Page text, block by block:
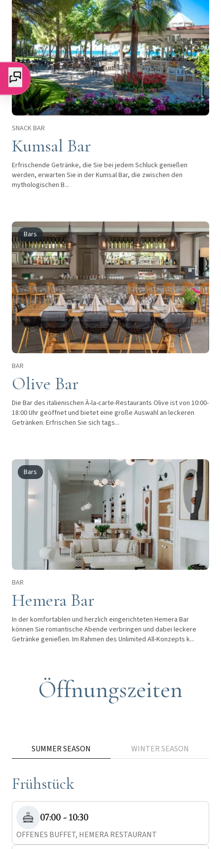
SNACK BAR
Kumsal Bar
Erfrischende Getränke, die Sie bei jedem Schluck genießen
werden, erwarten Sie in der Kumsal Bar, die zwischen den
mythologischen B...
Bars
BAR
Olive Bar
Die Bar des italienischen À-la-carte-Restaurants Olive ist von 10:00-
18:00 Uhr geöffnet und bietet eine große Auswahl an leckeren
Getränken. Erfrischen Sie sich tags...
Bars
BAR
Hemera Bar
In der komfortablen und herzlich eingerichteten Hemera Bar
können Sie romantische Abende verbringen und dabei leckere
Getränke genießen. Im Rahmen des Unlimited All-Konzepts k...
Öffnungszeiten
SUMMER SEASON WINTER SEASON
Frühstück
07:00 - 10:30
OFFENES BUFFET, HEMERA RESTAURANT